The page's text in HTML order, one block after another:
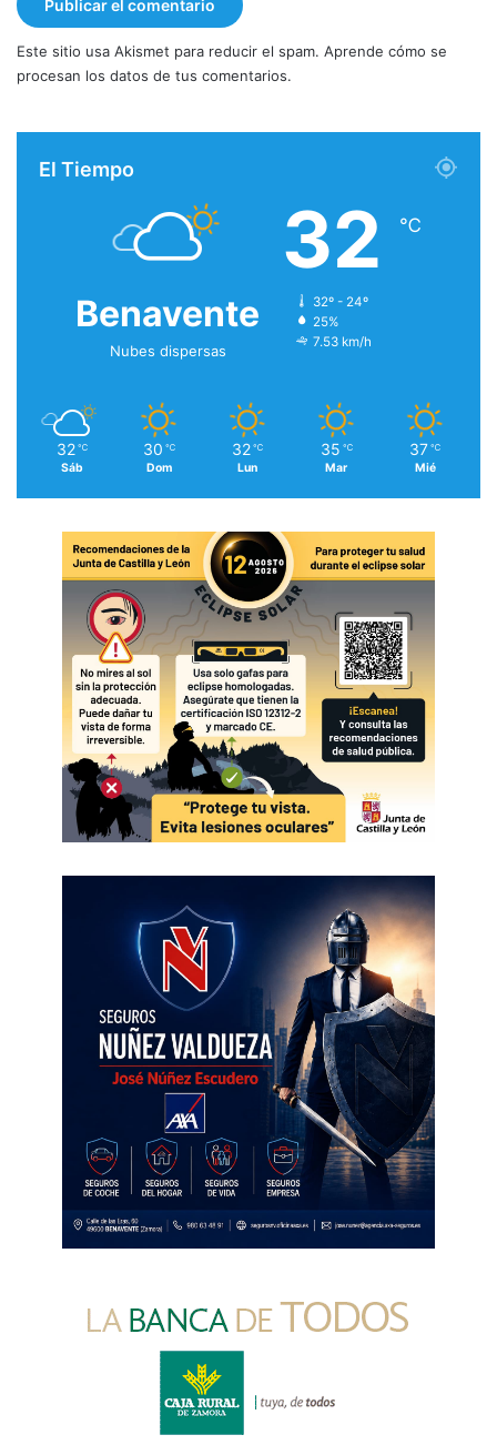
Este sitio usa Akismet para reducir el spam. Aprende cómo se
procesan los datos de tus comentarios.
El Tiempo
Benavente
Nubes dispersas
32 ℃
32º - 24º
25%
7.53 km/h
32 ℃
Sáb
30 ℃
Dom
32 ℃
Lun
35 ℃
Mar
37 ℃
Mié